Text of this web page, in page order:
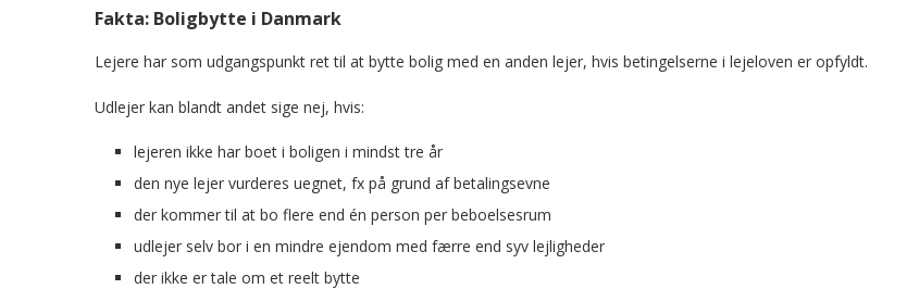
Fakta: Boligbytte i Danmark
Lejere har som udgangspunkt ret til at bytte bolig med en anden lejer, hvis betingelserne i lejeloven er opfyldt.
Udlejer kan blandt andet sige nej, hvis:
lejeren ikke har boet i boligen i mindst tre år
den nye lejer vurderes uegnet, fx på grund af betalingsevne
der kommer til at bo flere end én person per beboelsesrum
udlejer selv bor i en mindre ejendom med færre end syv lejligheder
der ikke er tale om et reelt bytte